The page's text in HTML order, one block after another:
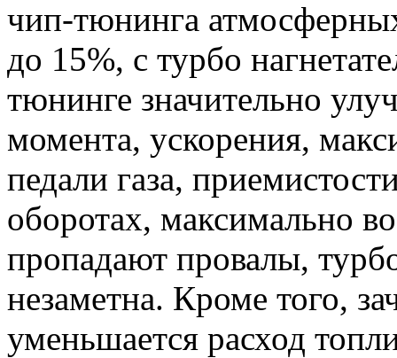
чип-тюнинга
до 15%, с турбо
тюнинге значительно
момента, ускорения,
педали газа,
оборотах, максимально
пропадают провалы,
незаметна. Кроме того,
уменьшается расход